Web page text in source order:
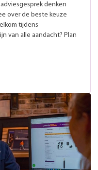
denken
over de beste keuze
tijdens
van alle aandacht? Plan